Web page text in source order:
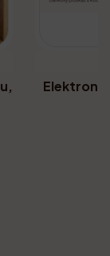
bonbony,